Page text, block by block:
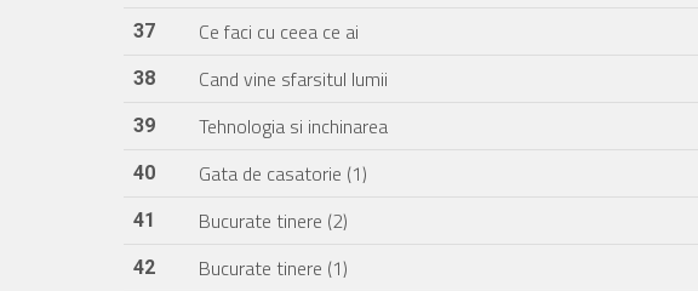
37 Ce faci cu ceea ce ai
38 Cand vine sfarsitul lumii
39 Tehnologia si inchinarea
40 Gata de casatorie (1)
41 Bucurate tinere (2)
42 Bucurate tinere (1)